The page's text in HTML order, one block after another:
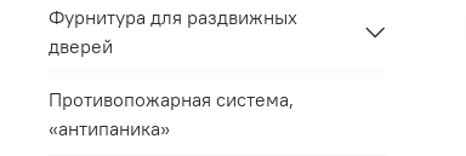
Фурнитура для раздвижных
дверей
Противопожарная система,
«антипаника»